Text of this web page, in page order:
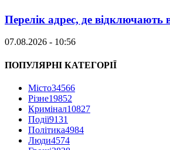
Перелік адрес, де відключають
07.08.2026 - 10:56
ПОПУЛЯРНІ КАТЕГОРІЇ
Місто34566
Різне19852
Кримінал10827
Події9131
Політика4984
Люди4574